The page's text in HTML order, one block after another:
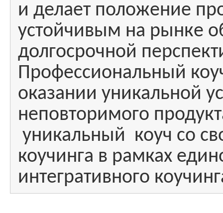
и делает положение
устойчивым на рынке
долгосрочной
Профессиональный
оказании уникальной
неповторимого
уникальный коуч со
коучинга в рамках
интегративного